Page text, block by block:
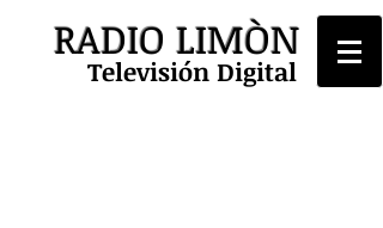
RADIO LIMÒN
Televisión Digital